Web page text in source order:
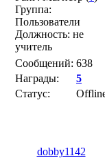
Группа:
Пользователи
Должность: не
учитель
Сообщений: 638
Награды:
5
Статус:
dobby1142